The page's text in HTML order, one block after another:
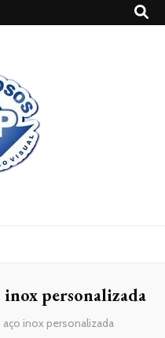
inox personalizada
aço inox personalizada